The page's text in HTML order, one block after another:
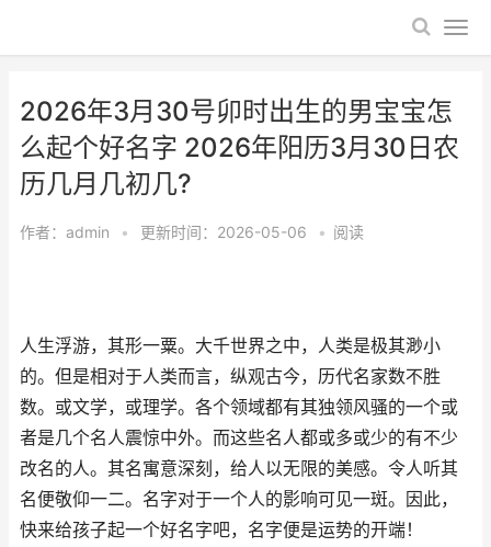
2026年3月30号卯时出生的男宝宝怎
么起个好名字 2026年阳历3月30日农
历几月几初几?
作者： admin • 更新时间：2026-05-06 • 阅读
人生浮游，其形一粟。大千世界之中，人类是极其渺小
的。但是相对于人类而言，纵观古今，历代名家数不胜
数。或文学，或理学。各个领域都有其独领风骚的一个或
者是几个名人震惊中外。而这些名人都或多或少的有不少
改名的人。其名寓意深刻，给人以无限的美感。令人听其
名便敬仰一二。名字对于一个人的影响可见一斑。因此，
快来给孩子起一个好名字吧，名字便是运势的开端！